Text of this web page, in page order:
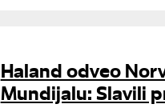
Haland odveo
Mundijalu: Slavili